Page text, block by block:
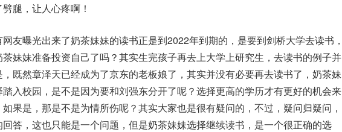
腿，让人心疼啊！
友曝光出来了奶茶妹妹的读书正是到2022年到期的，是要到剑桥大学去读书，
妹妹准备投资自己了吗？其实生完孩子再去上大学上研究生，去读书的例子并
既然章泽天已经成为了京东的老板娘了，其实并没有必要再去读书了，奶茶妹
入校园，是不是因为要和刘强东分开了呢？选择更高的学历才有更好的机会来
果是，那是不是为情所伤呢？其实大家也是很有疑问的，不过，疑问归疑问，
答，这也只能是一个问题，但是奶茶妹妹选择继续读书，是一个很正确的选